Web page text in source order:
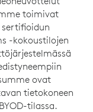
toimivat
-kokoustilojen
ovat
tietokoneen
tilassa.